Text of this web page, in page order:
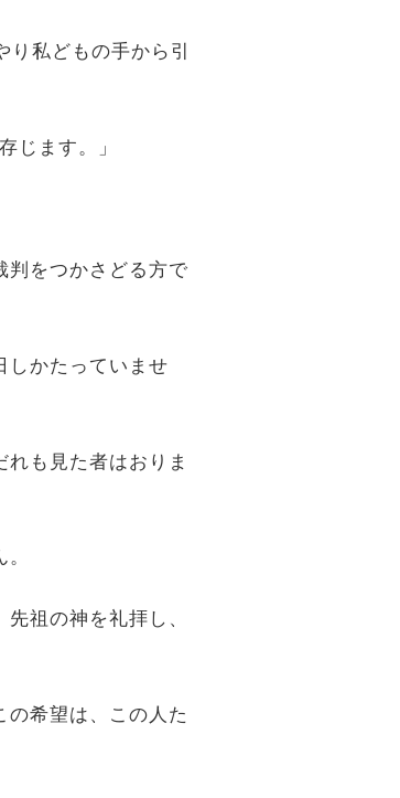
私どもの手から引
じます。」
判をつかさどる方で
しかたっていませ
も見た者はおりま
祖の神を礼拝し、
希望は、この人た